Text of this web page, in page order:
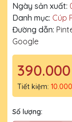
Ngày sản xuất:
Danh mục: Cúp
Đường dẫn:
Google
Tiết kiệm:
Số lượng: